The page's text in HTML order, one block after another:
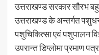
उत्तराखण्ड सरकार सौरभ
उत्तराखण्ड के अन्तर्गत
पशुचिकित्सा एवं पशुपालन
उपरान्त डिप्लोमा प्रमाण